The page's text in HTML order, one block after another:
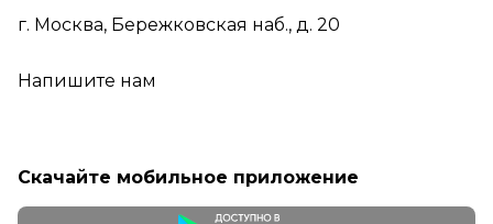
г. Москва, Бережковская наб., д. 20
Напишите нам
Скачайте мобильное приложение